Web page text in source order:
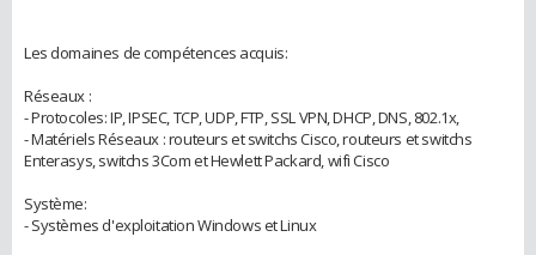
Les domaines de compétences acquis:
Réseaux :
- Protocoles: IP, IPSEC, TCP, UDP, FTP, SSL VPN, DHCP, DNS, 802.1x,
- Matériels Réseaux : routeurs et switchs Cisco, routeurs et switchs
Enterasys, switchs 3Com et Hewlett Packard, wifi Cisco
Système:
- Systèmes d'exploitation Windows et Linux